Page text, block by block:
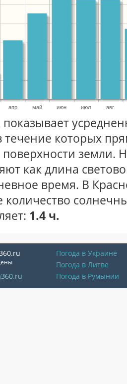
апр май июн июл авг
течение которых
поверхности земли.
как длина
время. В
количество
1.4 ч.
Погода в Украине
Погода в Литве
Погода в Румынии